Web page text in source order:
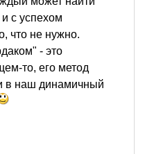
с успехом
что не нужно.
- это
то, его метод
в наш динамичный